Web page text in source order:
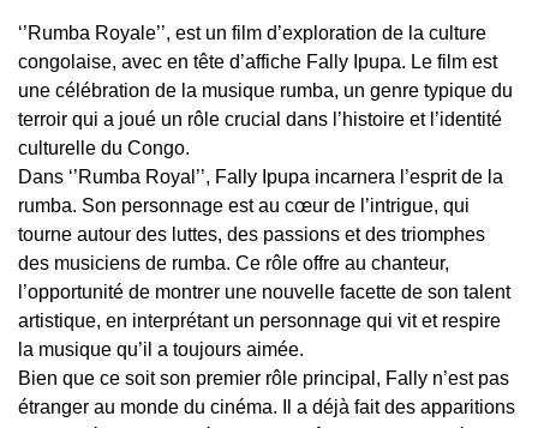
‘’Rumba Royale’’, est un film d’exploration de la culture
congolaise, avec en tête d’affiche Fally Ipupa. Le film est
une célébration de la musique rumba, un genre typique du
terroir qui a joué un rôle crucial dans l’histoire et l’identité
culturelle du Congo.
Dans ‘’Rumba Royal’’, Fally Ipupa incarnera l’esprit de la
rumba. Son personnage est au cœur de l’intrigue, qui
tourne autour des luttes, des passions et des triomphes
des musiciens de rumba. Ce rôle offre au chanteur,
l’opportunité de montrer une nouvelle facette de son talent
artistique, en interprétant un personnage qui vit et respire
la musique qu’il a toujours aimée.
Bien que ce soit son premier rôle principal, Fally n’est pas
étranger au monde du cinéma. Il a déjà fait des apparitions